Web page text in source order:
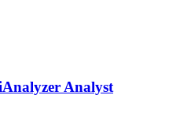
Analyst